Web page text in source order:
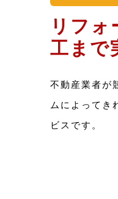
リフ
工まで
不動産業者が
ムによってき
ビスです。